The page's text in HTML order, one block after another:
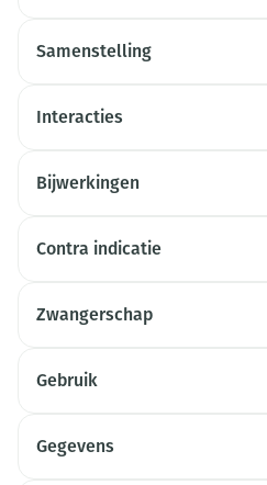
Samenstelling
Interacties
Bijwerkingen
Contra indicatie
Zwangerschap
Gebruik
Gegevens